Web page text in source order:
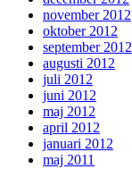
november 2012
oktober 2012
september 2012
augusti 2012
juli 2012
juni 2012
maj 2012
april 2012
januari 2012
maj 2011